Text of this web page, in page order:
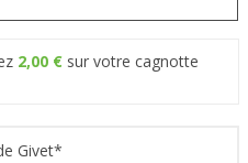
2,00 € sur votre cagnotte
Givet*